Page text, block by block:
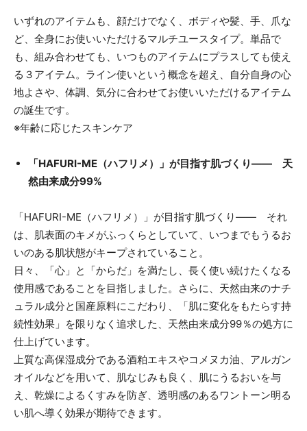
いずれのアイテムも、顔だけでなく、ボディや髪、手、爪な
ど、全身にお使いいただけるマルチユースタイプ。単品で
も、組み合わせても、いつものアイテムにプラスしても使え
る３アイテム。ライン使いという概念を超え、自分自身の心
地よさや、体調、気分に合わせてお使いいただけるアイテム
の誕生です。
※年齢に応じたスキンケア
「HAFURI-ME（ハフリメ）」が目指す肌づくり―― 天
然由来成分99%
「HAFURI-ME（ハフリメ）」が目指す肌づくり―― それ
は、肌表面のキメがふっくらとしていて、いつまでもうるお
いのある肌状態がキープされていること。
日々、「心」と「からだ」を満たし、長く使い続けたくなる
使用感であることを目指しました。さらに、天然由来のナチ
ュラル成分と国産原料にこだわり、「肌に変化をもたらす持
続性効果」を限りなく追求した、天然由来成分99％の処方に
仕上げています。
上質な高保湿成分である酒粕エキスやコメヌカ油、アルガン
オイルなどを用いて、肌なじみも良く、肌にうるおいを与
え、乾燥によるくすみを防ぎ、透明感のあるワントーン明る
い肌へ導く効果が期待できます。